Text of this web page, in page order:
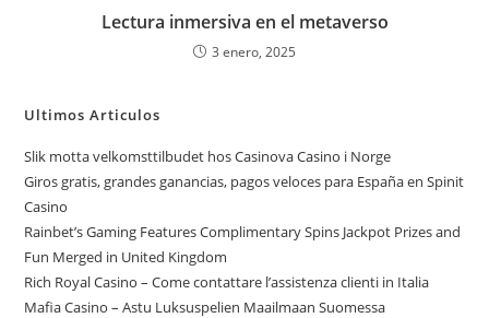
Lectura inmersiva en el metaverso
3 enero, 2025
Ultimos Articulos
Slik motta velkomsttilbudet hos Casinova Casino i Norge
Giros gratis, grandes ganancias, pagos veloces para España en Spinit
Casino
Rainbet’s Gaming Features Complimentary Spins Jackpot Prizes and
Fun Merged in United Kingdom
Rich Royal Casino – Come contattare l’assistenza clienti in Italia
Mafia Casino – Astu Luksuspelien Maailmaan Suomessa